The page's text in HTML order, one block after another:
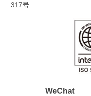
317号
WeChat